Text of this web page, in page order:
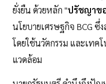
ยั่งยืน ด้วยหลัก "ปรัชญาข
นโยบายเศรษฐกิจ BCG ซึ่
โดยใช้นวัตกรรม และเทค
แวดล้อม